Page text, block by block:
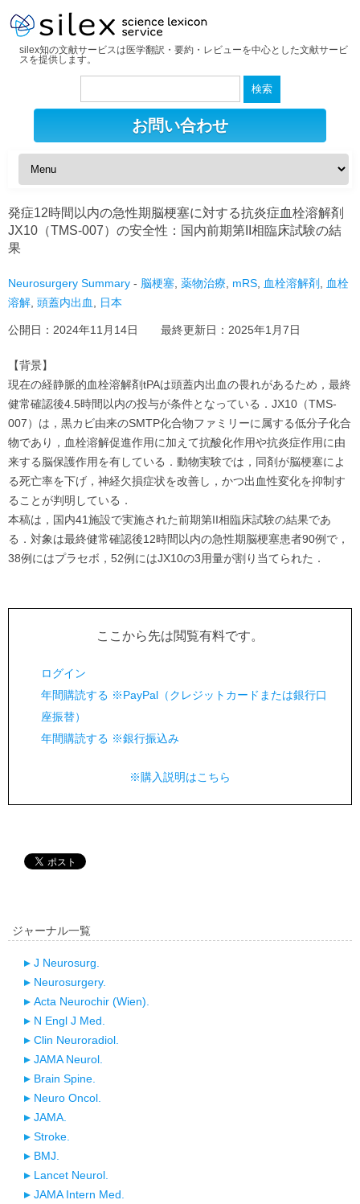
silex知の文献サービスは医学翻訳・要約・レビューを中心とした文献サービ
スを提供します。
検
お問い合わせ
発症12時間以内の急性期脳梗塞に対する抗炎症血栓溶解剤
JX10（TMS-007）の安全性：国内前期第II相臨床試験の結
果
Neurosurgery Summary - 脳梗塞 薬物治療 mRS 血栓溶解剤
血栓
溶解 頭蓋内出血 日本
公開日： 2024年11月14日 最終更新日： 2025年1月7日
【背景】
現在の経静脈的血栓溶解剤tPAは頭蓋内出血の畏れがあるため，最終
健常確認後4.5時間以内の投与が条件となっている．JX10（TMS-
007）は，黒カビ由来のSMTP化合物ファミリーに属する低分子化合
物であり，血栓溶解促進作用に加えて抗酸化作用や抗炎症作用に由
来する脳保護作用を有している．動物実験では，同剤が脳梗塞によ
る死亡率を下げ，神経欠損症状を改善し，かつ出血性変化を抑制す
ることが判明している．
本稿は，国内41施設で実施された前期第II相臨床試験の結果であ
る．対象は最終健常確認後12時間以内の急性期脳梗塞患者90例で，
38例にはプラセボ，52例にはJX10の3用量が割り当てられた．
ここから先は閲覧有料です。
ログイン
年間購読する ※PayPal（クレジットカードまたは銀行口
座振替）
年間購読する ※銀行振込み
※購入説明はこちら
ジャーナル一覧
J Neurosurg.
Neurosurgery.
Acta Neurochir (Wien).
N Engl J Med.
Clin Neuroradiol.
JAMA Neurol.
Brain Spine.
Neuro Oncol.
JAMA.
Stroke.
BMJ.
Lancet Neurol.
JAMA Intern Med.